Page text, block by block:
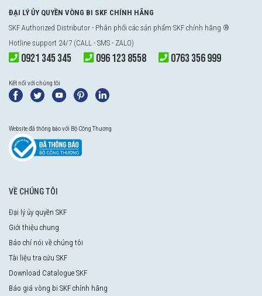
ĐẠI LÝ ỦY QUYỀN VÒNG BI SKF CHÍNH HÃNG
SKF Authorized Distributor - Phân phối các sản phẩm SKF chính hãng ®
Hotline support 24/7 (CALL - SMS - ZALO)
0921 345 345 096 123 8558 0763 356 999
Kết nối với chúng tôi
Website đã thông báo với Bộ Công Thương
VỀ CHÚNG TÔI
Đại lý ủy quyền SKF
Giới thiệu chung
Báo chí nói về chúng tôi
Tài liệu tra cứu SKF
Download Catalogue SKF
Báo giá vòng bi SKF chính hãng